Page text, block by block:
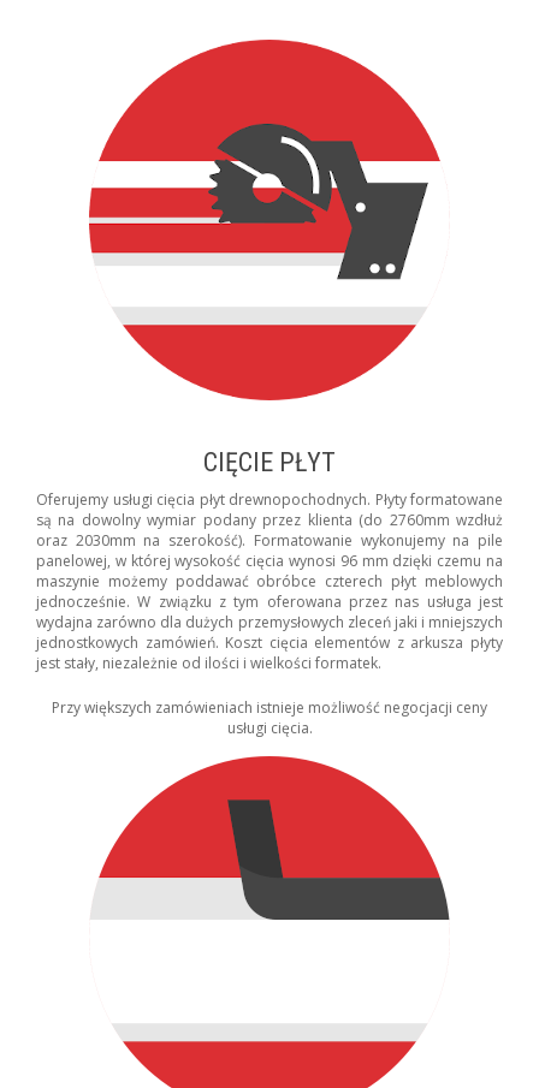
CIĘCIE PŁYT
Oferujemy usługi cięcia płyt drewnopochodnych. Płyty formatowane
są na dowolny wymiar podany przez klienta (do 2760mm wzdłuż
oraz 2030mm na szerokość). Formatowanie wykonujemy na pile
panelowej, w której wysokość cięcia wynosi 96 mm dzięki czemu na
maszynie możemy poddawać obróbce czterech płyt meblowych
jednocześnie. W związku z tym oferowana przez nas usługa jest
wydajna zarówno dla dużych przemysłowych zleceń jaki i mniejszych
jednostkowych zamówień. Koszt cięcia elementów z arkusza płyty
jest stały, niezależnie od ilości i wielkości formatek.
Przy większych zamówieniach istnieje możliwość negocjacji ceny
usługi cięcia.